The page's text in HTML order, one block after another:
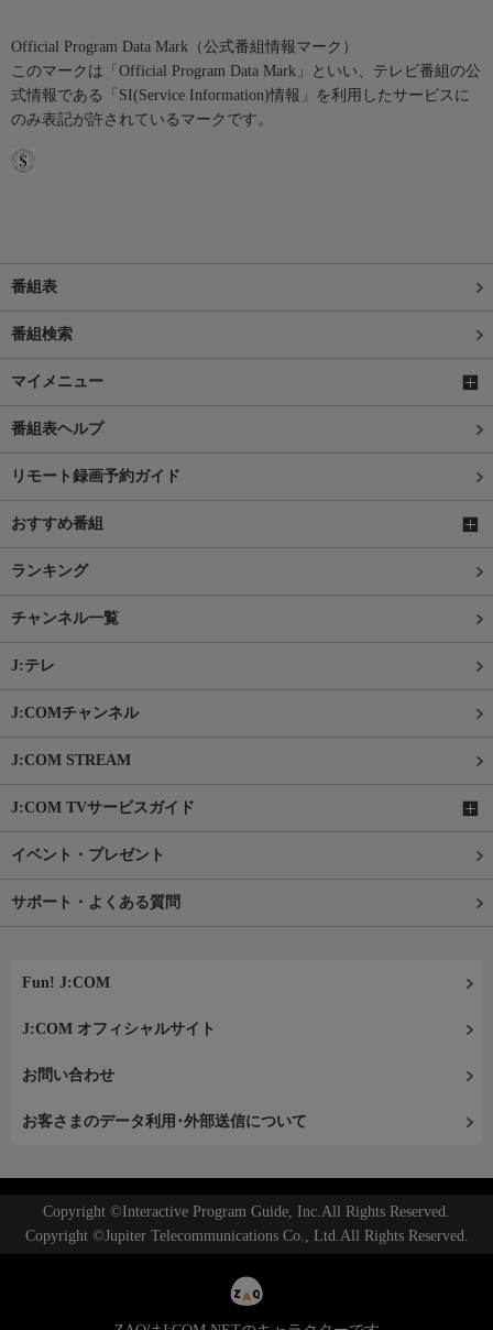
Official Program Data Mark（公式番組情報マーク）
このマークは「Official Program Data Mark」といい、テレビ番組の公
式情報である「SI(Service Information)情報」を利用したサービスに
のみ表記が許されているマークです。
番組表
番組検索
マイメニュー
番組表ヘルプ
リモート録画予約ガイド
おすすめ番組
ランキング
チャンネル一覧
J:テレ
J:COMチャンネル
J:COM STREAM
J:COM TVサービスガイド
イベント・プレゼント
サポート・よくある質問
Fun! J:COM
J:COM オフィシャルサイト
お問い合わせ
お客さまのデータ利用･外部送信について
Copyright ©Interactive Program Guide, Inc.All Rights Reserved.
Copyright ©Jupiter Telecommunications Co., Ltd.All Rights Reserved.